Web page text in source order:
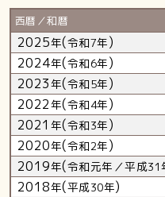
西暦／和暦
2025年(令和7年)
2024年(令和6年)
2023年(令和5年)
2022年(令和4年)
2021 年(令和3年)
2020年(令和2年)
2019年(令和元年／平成31
2018年(平成30年)